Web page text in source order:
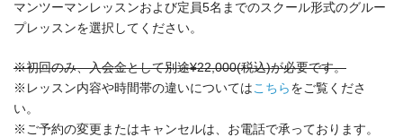
マンツーマンレッスンおよび定員5名までのスクール形式のグルー
プレッスンを選択してください。
※初回のみ、入会金として別途¥22,000(税込)が必要です。
※レッスン内容や時間帯の違いについては こちら をご覧くださ
い。
※ご予約の変更またはキャンセルは、お電話で承っております。